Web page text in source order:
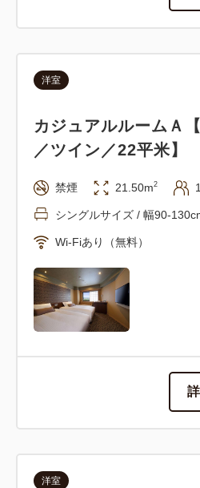
洋室
カジュアルルームＡ
／ツイン／22平米】
禁煙 21.50m2
シングルサイズ / 幅90-
Wi-Fiあり（無料）
洋室